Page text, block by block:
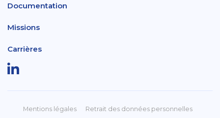
Documentation
Missions
Carrières
Mentions légales Retrait des données personnelles